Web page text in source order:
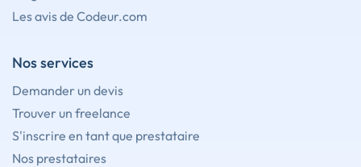
Les avis de Codeur.com
Nos services
Demander un devis
Trouver un freelance
S'inscrire en tant que prestataire
Nos prestataires